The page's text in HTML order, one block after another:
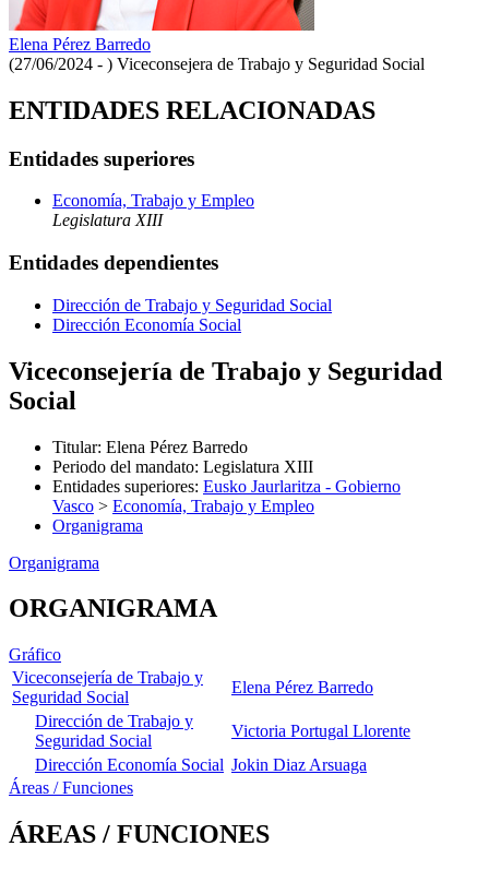
Elena Pérez Barredo
(27/06/2024 - ) Viceconsejera de Trabajo y Seguridad Social
ENTIDADES RELACIONADAS
Entidades superiores
Economía, Trabajo y Empleo
Legislatura XIII
Entidades dependientes
Dirección de Trabajo y Seguridad Social
Dirección Economía Social
Viceconsejería de Trabajo y Seguridad
Social
Titular: Elena Pérez Barredo
Periodo del mandato: Legislatura XIII
Entidades superiores: Eusko Jaurlaritza - Gobierno
Vasco > Economía, Trabajo y Empleo
Organigrama
Organigrama
ORGANIGRAMA
Gráfico
Viceconsejería de Trabajo y
Seguridad Social
Elena Pérez Barredo
Dirección de Trabajo y
Seguridad Social
Victoria Portugal Llorente
Dirección Economía Social Jokin Diaz Arsuaga
Áreas / Funciones
ÁREAS / FUNCIONES